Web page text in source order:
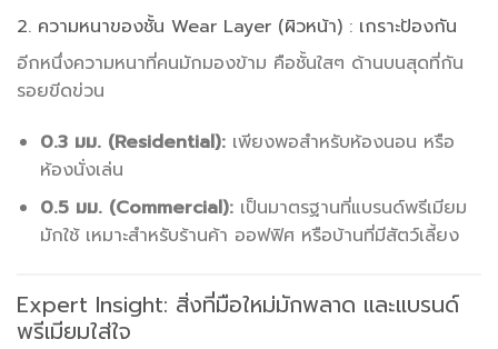
2. ความหนาของชั้น Wear Layer (ผิวหน้า) : เกราะป้องกัน
อีกหนึ่งความหนาที่คนมักมองข้าม คือชั้นใสๆ ด้านบนสุดที่กัน
รอยขีดข่วน
0.3 มม. (Residential):เพียงพอสำหรับห้องนอน หรือ
ห้องนั่งเล่น
0.5 มม. (Commercial):เป็นมาตรฐานที่แบรนด์พรีเมียม
มักใช้ เหมาะสำหรับร้านค้า ออฟฟิศ หรือบ้านที่มีสัตว์เลี้ยง
Expert Insight: สิ่งที่มือใหม่มักพลาด และแบรนด์
พรีเมียมใส่ใจ